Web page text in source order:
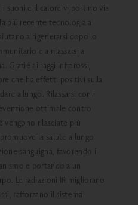
suoni e il calore vi portino via
più recente tecnologia a
a rigenerarsi dopo lo
e a rilassarsi a
Grazie ai raggi infrarossi,
che ha effetti positivi sulla
a lungo. Rilassarsi con i
ottimale contro
vengono rilasciate più
la salute a lungo
sanguigna, favorendo i
e portando a un
Le radiazioni IR migliorano
rafforzano il sistema